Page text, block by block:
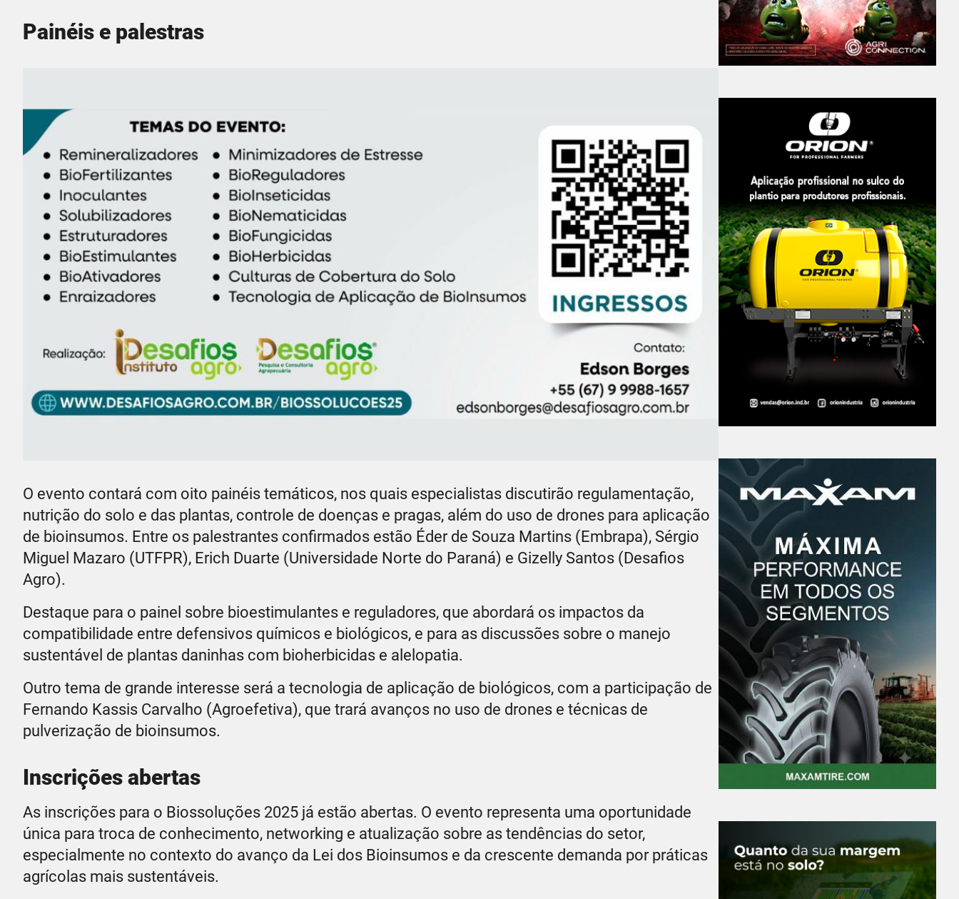
Painéis e palestras
O evento contará com oito painéis temáticos, nos quais especialistas discutirão regulamentação,
nutrição do solo e das plantas, controle de doenças e pragas, além do uso de drones para aplicação
de bioinsumos. Entre os palestrantes confirmados estão Éder de Souza Martins (Embrapa), Sérgio
Miguel Mazaro (UTFPR), Erich Duarte (Universidade Norte do Paraná) e Gizelly Santos (Desafios
Agro).
Destaque para o painel sobre bioestimulantes e reguladores, que abordará os impactos da
compatibilidade entre defensivos químicos e biológicos, e para as discussões sobre o manejo
sustentável de plantas daninhas com bioherbicidas e alelopatia.
Outro tema de grande interesse será a tecnologia de aplicação de biológicos, com a participação de
Fernando Kassis Carvalho (Agroefetiva), que trará avanços no uso de drones e técnicas de
pulverização de bioinsumos.
Inscrições abertas
As inscrições para o Biossoluções 2025 já estão abertas. O evento representa uma oportunidade
única para troca de conhecimento, networking e atualização sobre as tendências do setor,
especialmente no contexto do avanço da Lei dos Bioinsumos e da crescente demanda por práticas
agrícolas mais sustentáveis.